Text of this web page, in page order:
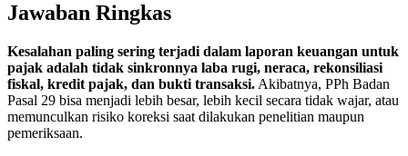
Jawaban Ringkas
Kesalahan paling sering terjadi dalam laporan keuangan untuk
pajak adalah tidak sinkronnya laba rugi, neraca, rekonsiliasi
fiskal, kredit pajak, dan bukti transaksi. Akibatnya, PPh Badan
Pasal 29 bisa menjadi lebih besar, lebih kecil secara tidak wajar, atau
memunculkan risiko koreksi saat dilakukan penelitian maupun
pemeriksaan.